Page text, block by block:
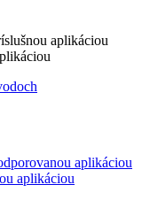
aplikáciou
aplikáciou
aplikáciou